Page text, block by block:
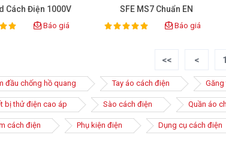
Cách Điện 1000V
TK12HB
Báo giá
SFE MS7 Chuẩn EN
60900/IEC 60900
Rating:
100% Báo giá
<< < 1
đầu chống hồ quang Tay áo cách điện Găng
bị thử điện cao áp Sào cách điện Quần áo
cách điện Phụ kiện điện Dụng cụ cách điện